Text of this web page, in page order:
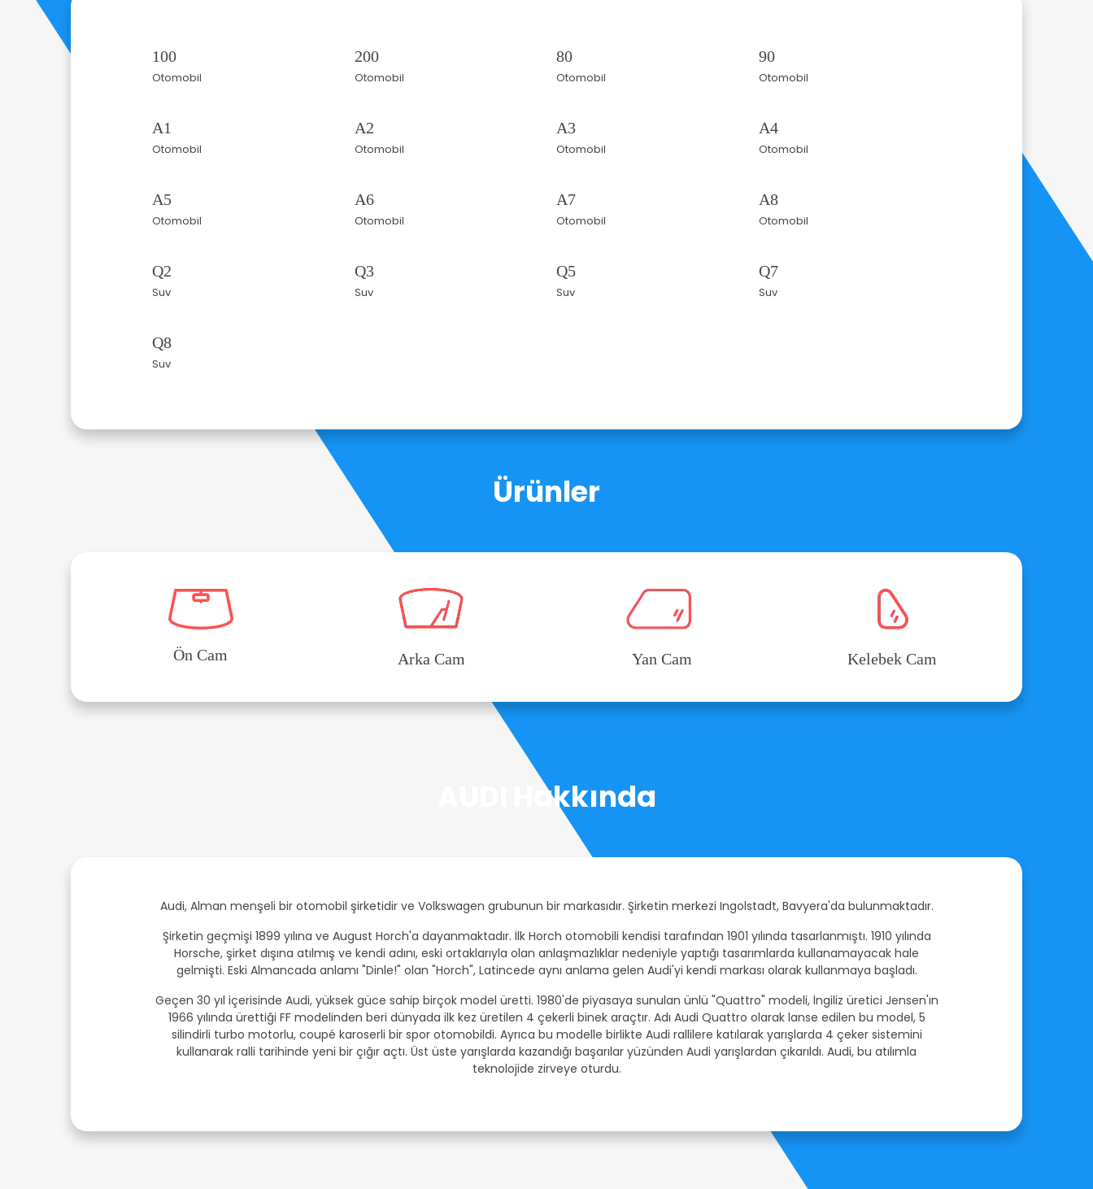
100
Otomobil
200
Otomobil
80
Otomobil
90
Otomobil
A1
Otomobil
A2
Otomobil
A3
Otomobil
A4
Otomobil
A5
Otomobil
A6
Otomobil
A7
Otomobil
A8
Otomobil
Q2
Suv
Q3
Suv
Q5
Suv
Q7
Suv
Q8
Suv
Ürünler
Ön Cam Arka Cam Yan Cam Kelebek Cam
AUDI Hakkında
Audi, Alman menşeli bir otomobil şirketidir ve Volkswagen grubunun bir markasıdır. Şirketin merkezi Ingolstadt, Bavyera'da bulunmaktadır.
Şirketin geçmişi 1899 yılına ve August Horch'a dayanmaktadır. İlk Horch otomobili kendisi tarafından 1901 yılında tasarlanmıştı. 1910 yılında
Horsche, şirket dışına atılmış ve kendi adını, eski ortaklarıyla olan anlaşmazlıklar nedeniyle yaptığı tasarımlarda kullanamayacak hale
gelmişti. Eski Almancada anlamı "Dinle!" olan "Horch", Latincede aynı anlama gelen Audi'yi kendi markası olarak kullanmaya başladı.
Geçen 30 yıl içerisinde Audi, yüksek güce sahip birçok model üretti. 1980'de piyasaya sunulan ünlü "Quattro" modeli, İngiliz üretici Jensen'ın
1966 yılında ürettiği FF modelinden beri dünyada ilk kez üretilen 4 çekerli binek araçtır. Adı Audi Quattro olarak lanse edilen bu model, 5
silindirli turbo motorlu, coupé karoserli bir spor otomobildi. Ayrıca bu modelle birlikte Audi rallilere katılarak yarışlarda 4 çeker sistemini
kullanarak ralli tarihinde yeni bir çığır açtı. Üst üste yarışlarda kazandığı başarılar yüzünden Audi yarışlardan çıkarıldı. Audi, bu atılımla
teknolojide zirveye oturdu.